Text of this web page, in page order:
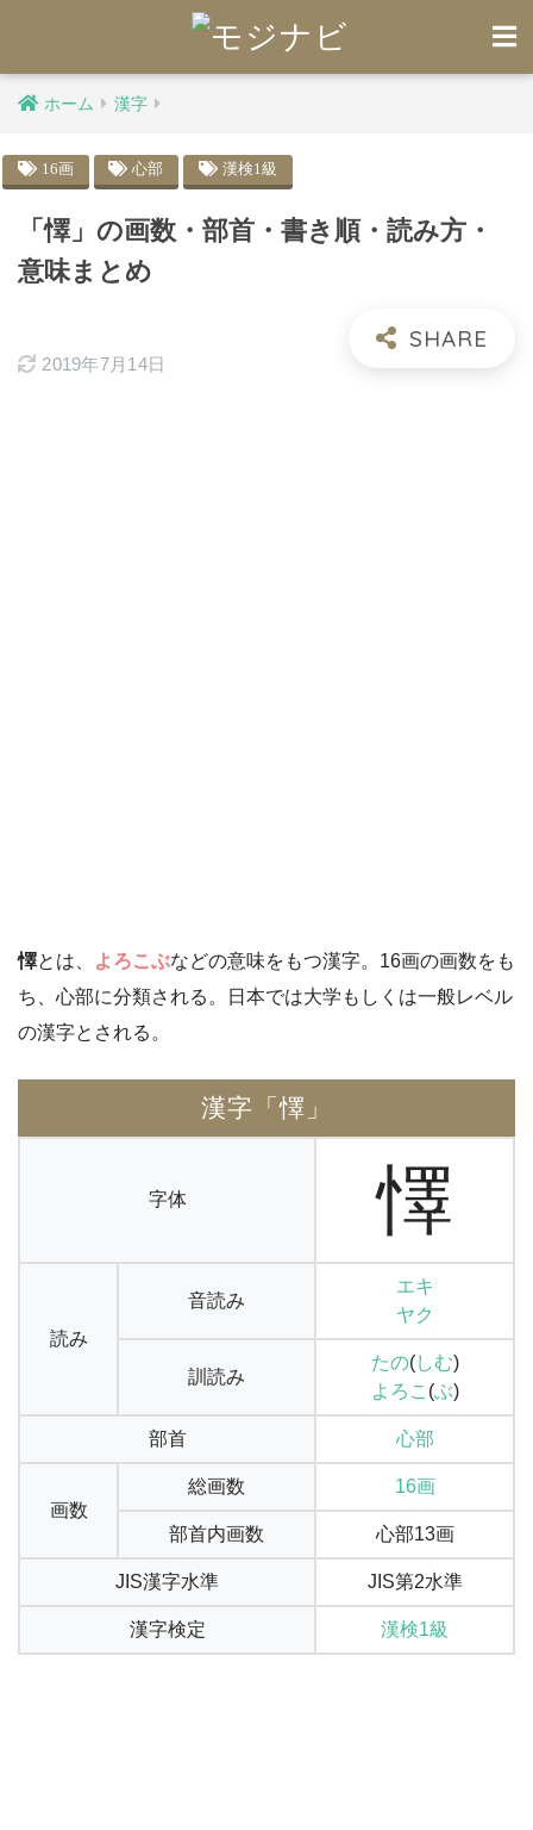
ホーム 漢字
16画 心部 漢検1級
「懌」の画数・部首・書き順・読み方・
意味まとめ
2019年7月14日
懌とは、 よろこぶなどの意味をもつ漢字。16画の画数をも
ち、心部に分類される。日本では大学もしくは一般レベル
の漢字とされる。
漢字「懌」
字体 懌
読み
音読み
エキ
ヤク
訓読み
たの(しむ)
よろこ (ぶ)
部首 心部
画数
総画数 16画
部首内画数 心部13画
JIS漢字水準 JIS第2水準
漢字検定 漢検1級